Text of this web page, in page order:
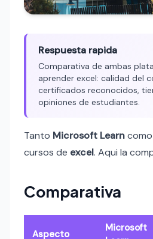
Respuesta rapida
Comparativa de ambas
aprender excel: calidad del
certificados reconocidos,
opiniones de estudiantes.
Tanto Microsoft Learncomo
cursos de excel. Aqui la
Comparativa
Aspecto
Microsoft